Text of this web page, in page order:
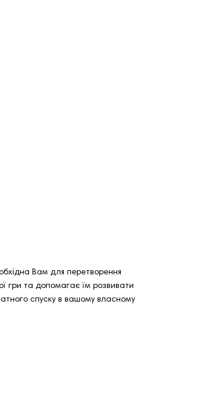
Вам для перетворення
гри та допомагає їм розвивати
спуску в вашому власному